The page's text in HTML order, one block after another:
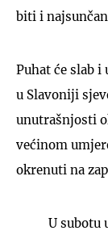
biti i
Puhat će slab
u Slavoniji
unutrašnjosti
većinom
okrenuti na
U subotu